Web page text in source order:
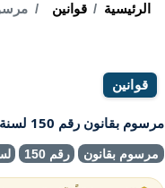
الرئيسية قوانين مرسوم بقانون رقم 150 لسنة
قوانين
مرسوم بقانون رقم 150 لسنة 2024 بإعتماد الحساب الختامي لمؤسسة الموانئ الكويتية عن السنة المالية 2022 / 2023
مرسوم بقانون رقم 150